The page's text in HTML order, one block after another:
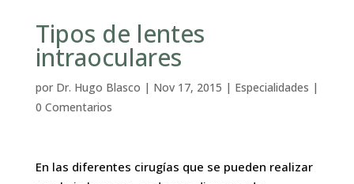
Tipos de lentes
intraoculares
por Dr. Hugo Blasco | Nov 17, 2015 | Especialidades |
0 Comentarios
En las diferentes cirugías que se pueden realizar